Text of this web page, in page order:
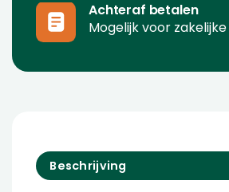
Achteraf betalen
Mogelijk voor
Beschrijving